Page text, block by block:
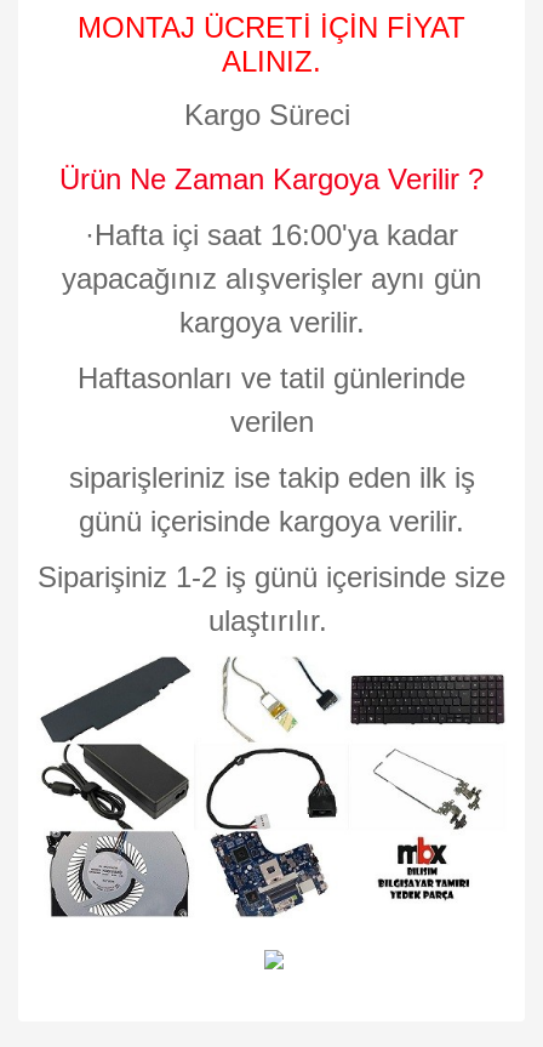
MONTAJ ÜCRETİ İÇİN FİYAT
ALINIZ.
Kargo Süreci
Ürün Ne Zaman Kargoya Verilir ?
·Hafta içi saat 16:00'ya kadar
yapacağınız alışverişler aynı gün
kargoya verilir.
Haftasonları ve tatil günlerinde
verilen
siparişleriniz ise takip eden ilk iş
günü içerisinde kargoya verilir.
Siparişiniz 1-2 iş günü içerisinde size
ulaştırılır.